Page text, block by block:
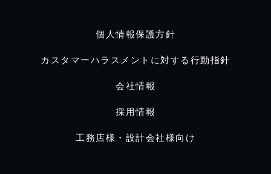
個人情報保護方針
カスタマーハラスメントに対する行動指針
会社情報
採用情報
工務店様・設計会社様向け